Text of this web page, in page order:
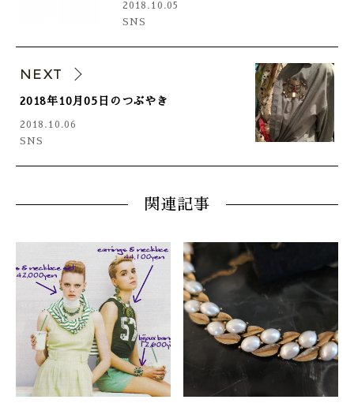
2018.10.05
SNS
NEXT
2018年10月05日のつぶやき
2018.10.06
SNS
関連記事